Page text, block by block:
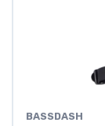
BASSDASH